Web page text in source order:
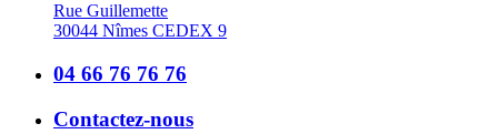
Rue Guillemette
30044 Nîmes CEDEX 9
04 66 76 76 76
Contactez-nous